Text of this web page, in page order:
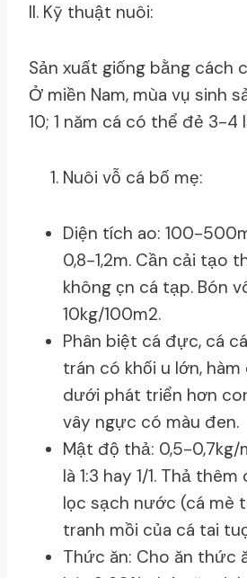
II. Kỹ thuật nuôi:
Sản xuất giống bằng cách
Ở miền Nam, mùa vụ sinh
10; 1 năm cá có thể đẻ 3-4
Nuôi vỗ cá bố mẹ:
Diện tích ao: 100-
0,8-1,2m. Cần cải tạo
không c̣n cá tạp. Bón
10kg/100m2.
Phân biệt cá đực, cá
trán có khối u lớn,
dưới phát triển hơn
vây ngực có màu đen.
Mật độ thả: 0,5-0,7kg/
là 1:3 hay 1/1. Thả
lọc sạch nước (cá mè
tranh mồi của cá tai
Thức ăn: Cho ăn thức